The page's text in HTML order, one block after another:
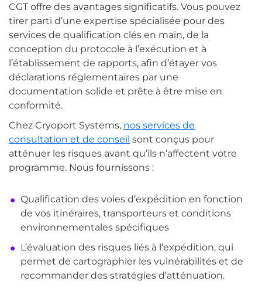
CGT offre des avantages significatifs. Vous pouvez
tirer parti d’une expertise spécialisée pour des
services de qualification clés en main, de la
conception du protocole à l’exécution et à
l’établissement de rapports, afin d’étayer vos
déclarations réglementaires par une
documentation solide et prête à être mise en
conformité.
Chez Cryoport Systems, nos services de
consultation et de conseil sont conçus pour
atténuer les risques avant qu’ils n’affectent votre
programme. Nous fournissons :
Qualification des voies d’expédition en fonction
de vos itinéraires, transporteurs et conditions
environnementales spécifiques
L’évaluation des risques liés à l’expédition, qui
permet de cartographier les vulnérabilités et de
recommander des stratégies d’atténuation.